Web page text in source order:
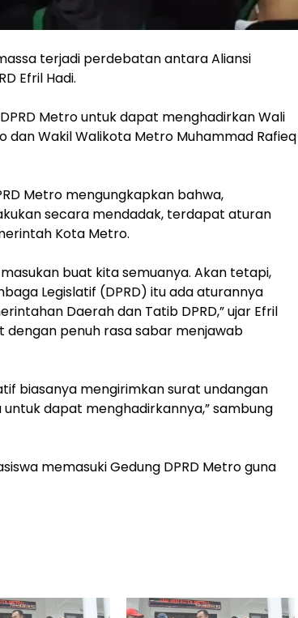
terjadi perdebatan antara Aliansi
Efril Hadi.
Metro untuk dapat menghadirkan Wali
dan Wakil Walikota Metro Muhammad Rafieq
Metro mengungkapkan bahwa,
secara mendadak, terdapat aturan
Kota Metro.
buat kita semuanya. Akan tetapi,
Legislatif (DPRD) itu ada aturannya
Daerah dan Tatib DPRD,” ujar Efril
penuh rasa sabar menjawab
biasanya mengirimkan surat undangan
dapat menghadirkannya,” sambung
memasuki Gedung DPRD Metro guna